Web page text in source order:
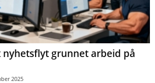
grunnet arbeid på
2025